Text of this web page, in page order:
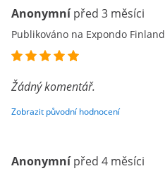
Anonymní před 3 měsíci
Publikováno na Expondo Finland
Žádný komentář.
Zobrazit původní hodnocení
Anonymní před 4 měsíci